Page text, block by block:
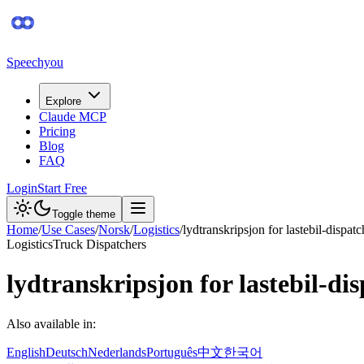
Speechyou
Explore
Claude MCP
Pricing
Blog
FAQ
LoginStart Free
Toggle theme
Home/Use Cases/Norsk/Logistics/lydtranskripsjon for lastebil-
LogisticsTruck Dispatchers
lydtranskripsjon for lastebil-
Also available in:
EnglishDeutschNederlandsPortuguês中文한국어